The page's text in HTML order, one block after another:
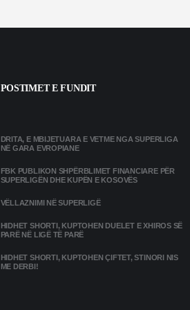
POSTIMET E FUNDIT
DRITA, E MBIJETUARA E VETME NGA SUPERLIGA
NË GARA EVROPIANE
FBK PUBLIKON SHPËRBLIMET FINANCIARE PËR
SUPERLIGËN DHE KUPËN E KOSOVËS
VËLLAZNIMI NË SUPERLIGË
HIDHET SHORTI, KUPTOHEN DUELET E XHIROS SË
PARË NË LIGË TË PARË
HIDHET SHORTI, KUPTOHEN ÇIFTET, STINORI NIS
ME DERBI!